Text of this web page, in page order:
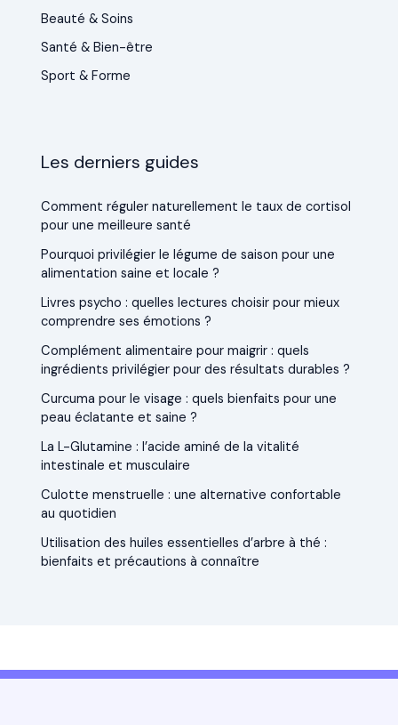
Beauté & Soins
Santé & Bien-être
Sport & Forme
Les derniers guides
Comment réguler naturellement le taux de cortisol
pour une meilleure santé
Pourquoi privilégier le légume de saison pour une
alimentation saine et locale ?
Livres psycho : quelles lectures choisir pour mieux
comprendre ses émotions ?
Complément alimentaire pour maigrir : quels
ingrédients privilégier pour des résultats durables ?
Curcuma pour le visage : quels bienfaits pour une
peau éclatante et saine ?
La L-Glutamine : l’acide aminé de la vitalité
intestinale et musculaire
Culotte menstruelle : une alternative confortable
au quotidien
Utilisation des huiles essentielles d’arbre à thé :
bienfaits et précautions à connaître